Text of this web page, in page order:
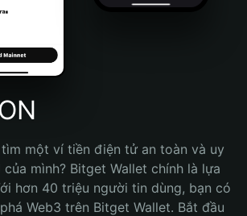
tìm một ví tiền điện tử an toàn và uy
của mình? Bitget Wallet chính là lựa
hơn 40 triệu người tin dùng, bạn có
Web3 trên Bitget Wallet. Bắt đầu